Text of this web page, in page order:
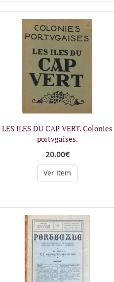
LES ILES DU CAP VERT. Colonies
portvgaises.
20.00€
Ver Item